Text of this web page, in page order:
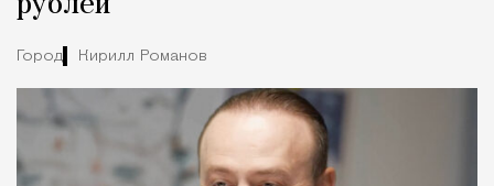
Город Кирилл Романов